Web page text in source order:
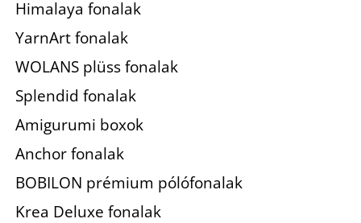
Himalaya fonalak
YarnArt fonalak
WOLANS plüss fonalak
Splendid fonalak
Amigurumi boxok
Anchor fonalak
BOBILON prémium pólófonalak
Krea Deluxe fonalak